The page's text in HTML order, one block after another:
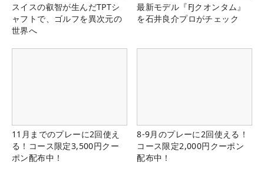
スイスの叡智が生んだTPTシ
ャフトで、ゴルフを異次元の
世界へ
最新モデル『FJクオンタム』
を石井良介プロがチェック
11月までのプレーに2回使え
る！コース限定3,500円クー
ポン配布中！
8-9月のプレーに2回使える！
コース限定2,000円クーポン
配布中！